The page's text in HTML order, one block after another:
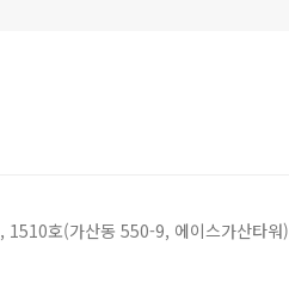
호(가산동 550-9, 에이스가산타워)